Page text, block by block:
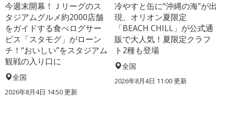
今週末開幕！Ｊリーグのス
タジアムグルメ約2000店舗
をガイドする食べログサー
ビス「スタモグ」がローン
チ！“おいしい”をスタジアム
観戦の入り口に
全国
2026年8月4日 14:50更新
冷やすと缶に“沖縄の海”が出
現、オリオン夏限定
「BEACH CHILL」が公式通
販で大人気！夏限定クラフ
ト2種も登場
全国
2026年8月4日 11:00更新